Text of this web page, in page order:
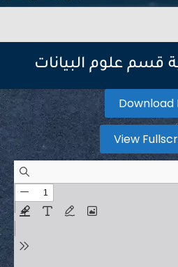
قسم علوم البيانات
Download
View